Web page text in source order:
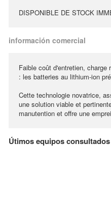
DISPONIBLE DE STOCK
información comercial
Faible coût d'entretien,
: les batteries au lithium-ion
Cette technologie novatrice,
une solution viable et
manutention et offre une
Útimos equipos consultados